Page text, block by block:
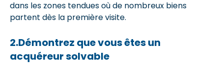
dans les zones tendues où de nombreux biens
partent dès la première visite.
2.Démontrez que vous êtes un
acquéreur solvable